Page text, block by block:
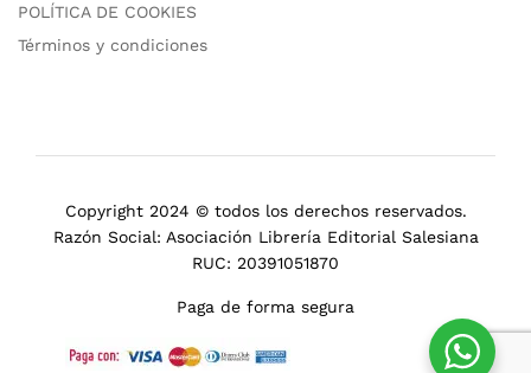
POLÍTICA DE COOKIES
Términos y condiciones
Copyright 2024 © todos los derechos reservados.
Razón Social: Asociación Librería Editorial Salesiana
RUC: 20391051870
Paga de forma segura